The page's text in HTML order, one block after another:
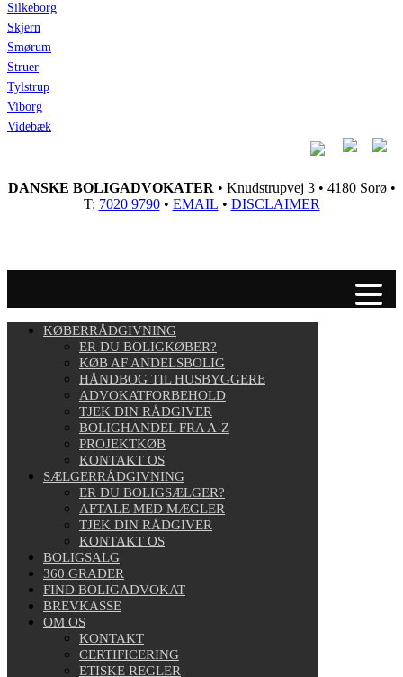
Silkeborg
Skjern
Smørum
Struer
Tylstrup
Viborg
Videbæk
DANSKE BOLIGADVOKATER • Knudstrupvej 3 • 4180 Sorø •
T: 7020 9790• EMAIL • DISCLAIMER
KØBERRÅDGIVNING
ER DU BOLIGKØBER?
KØB AF ANDELSBOLIG
HÅNDBOG TIL HUSBYGGERE
ADVOKATFORBEHOLD
TJEK DIN RÅDGIVER
BOLIGHANDEL FRA A-Z
PROJEKTKØB
KONTAKT OS
SÆLGERRÅDGIVNING
ER DU BOLIGSÆLGER?
AFTALE MED MÆGLER
TJEK DIN RÅDGIVER
KONTAKT OS
BOLIGSALG
360 GRADER
FIND BOLIGADVOKAT
BREVKASSE
OM OS
KONTAKT
CERTIFICERING
ETISKE REGLER